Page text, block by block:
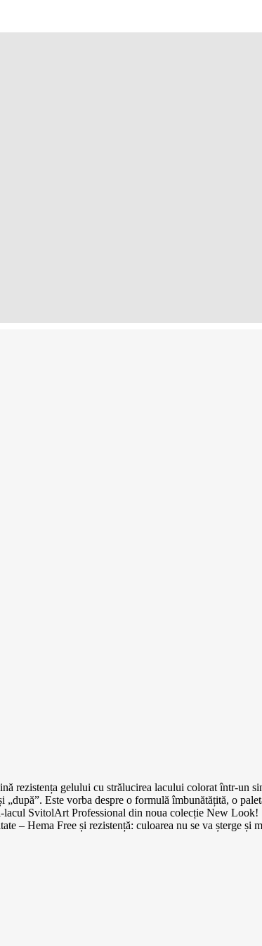
rezistența gelului cu strălucirea lacului colorat într-un
Este vorba despre o formulă îmbunătățită, o
lacul SvitolArt Professional din noua colecție New Look!
– Hema Free și rezistență: culoarea nu se va șterge și